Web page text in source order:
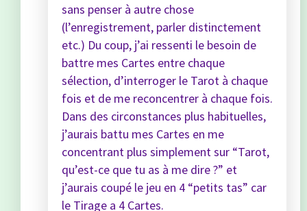
sans penser à autre chose
(l’enregistrement, parler distinctement
etc.) Du coup, j’ai ressenti le besoin de
battre mes Cartes entre chaque
sélection, d’interroger le Tarot à chaque
fois et de me reconcentrer à chaque fois.
Dans des circonstances plus habituelles,
j’aurais battu mes Cartes en me
concentrant plus simplement sur “Tarot,
qu’est-ce que tu as à me dire ?” et
j’aurais coupé le jeu en 4 “petits tas” car
le Tirage a 4 Cartes.